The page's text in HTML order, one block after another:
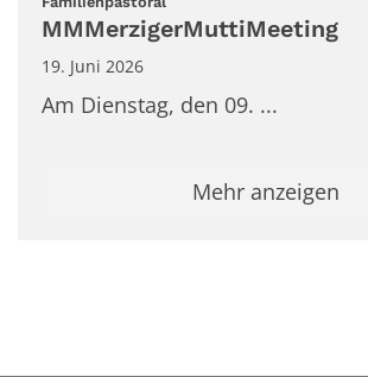
MMMerzigerMuttiMeeting
19. Juni 2026
Am Dienstag, den 09. ...
Mehr anzeigen